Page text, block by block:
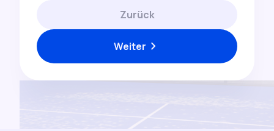
Zurück
Weiter chevron_right